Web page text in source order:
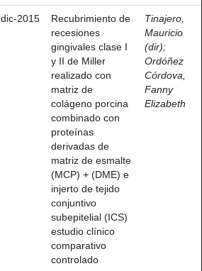
dic-2015
Recubrimiento de
recesiones
gingivales clase I
y II de Miller
realizado con
matriz de
colágeno porcina
combinado con
proteínas
derivadas de
matriz de esmalte
(MCP) + (DME) e
injerto de tejido
conjuntivo
subepitelial (ICS)
estudio clínico
comparativo
controlado
Tinajero,
Mauricio
(dir);
Ordóñez
Córdova,
Fanny
Elizabeth